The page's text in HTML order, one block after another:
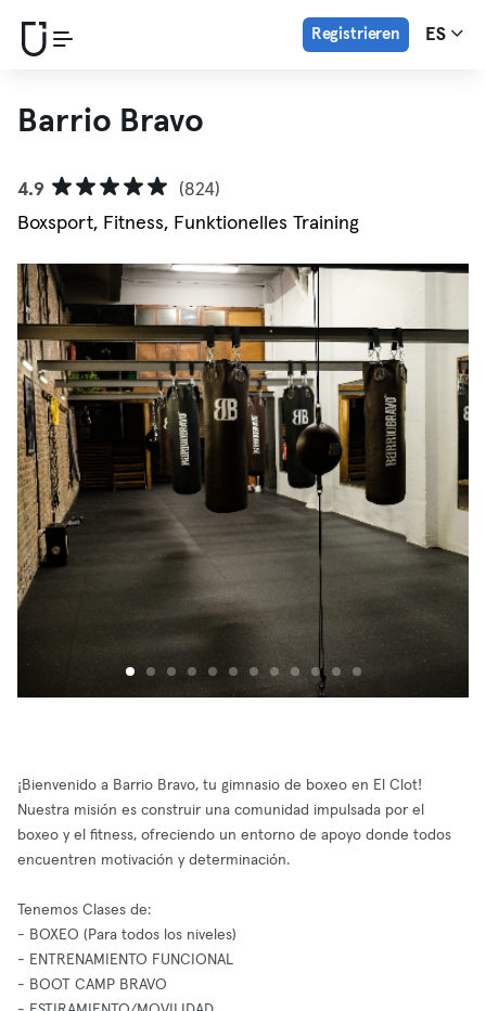
Registrieren ES
Barrio Bravo
4.9
(824)
Boxsport, Fitness, Funktionelles Training
¡Bienvenido a Barrio Bravo, tu gimnasio de boxeo en El Clot!
Nuestra misión es construir una comunidad impulsada por el
boxeo y el fitness, ofreciendo un entorno de apoyo donde todos
encuentren motivación y determinación.
Tenemos Clases de:
- BOXEO (Para todos los niveles)
- ENTRENAMIENTO FUNCIONAL
- BOOT CAMP BRAVO